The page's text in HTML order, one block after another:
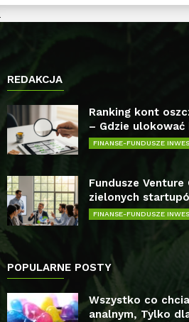
REDAKCJA
Ranking kont
– Gdzie ulokować
FINANSE-FUNDUSZE
Fundusze
zielonych
FINANSE-FUNDUSZE
POPULARNE POSTY
Wszystko co
analnym, Tylko